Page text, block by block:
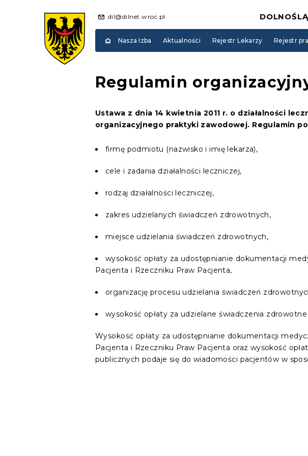
dil@dilnet.wroc.pl
Nasza Izba Aktualności Rejestr Lekarzy Rejestr
Regulamin
Ustawa z dnia 14 kwietnia 2011 r. o działalności
organizacyjnego praktyki zawodowej. Regulamin
firmę podmiotu (nazwisko i imię lekarza),
cele i zadania działalności leczniczej,
rodzaj działalności leczniczej,
zakres udzielanych świadczeń zdrowotnych,
miejsce udzielania świadczeń zdrowotnych,
wysokość opłaty za udostępnianie dokumentacji
Pacjenta i Rzeczniku Praw Pacjenta,
organizację procesu udzielania świadczeń
wysokość opłaty za udzielane świadczenia
Wysokość opłaty za udostępnianie dokumentacji
Pacjenta i Rzeczniku Praw Pacjenta oraz wysokość
publicznych podaje się do wiadomości pacjentów w